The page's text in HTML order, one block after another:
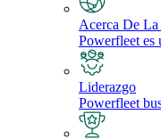
Acerca De La
Powerfleet es
Liderazgo
Powerfleet